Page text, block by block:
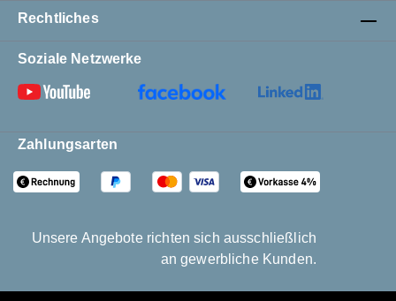
Rechtliches
Soziale Netzwerke
Zahlungsarten
Unsere Angebote richten sich ausschließlich
an gewerbliche Kunden.